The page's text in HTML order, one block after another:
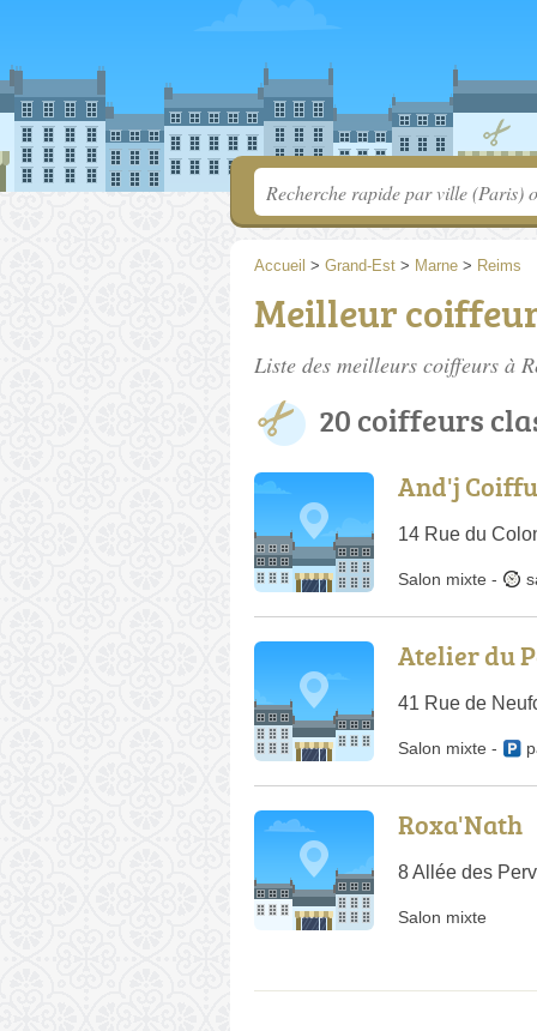
Accueil > Grand-Est > Marne > Reims
Meilleur
Liste des meilleurs coiffeurs à
20 coiffeurs
And'j
14 Rue du
Salon mixte -
Atelier du
41 Rue de
Salon mixte -
Roxa'Nath
8 Allée des
Salon mixte